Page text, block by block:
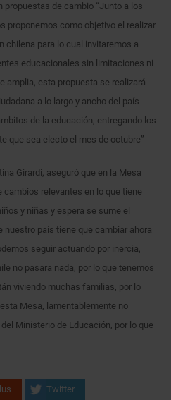
de cambio “Junto a los
proponemos como objetivo el realizar
chilena para lo cual invitaremos a
educacionales sin limitaciones ni
amplia, esta propuesta se realizará
a lo largo y ancho del país
de la educación, entregando los
que sea electo el mes de octubre”
Girardi, aseguró que en la Mesa
relevantes en lo que tiene
y niñas y espera se sume el
nuestro país tiene que cambiar ahora
seguir actuando por inercia,
no pasara nada, por lo que tenemos
viviendo muchas familias, por lo
Mesa, lamentablemente no
Ministerio de Educación, por lo que
Twitter